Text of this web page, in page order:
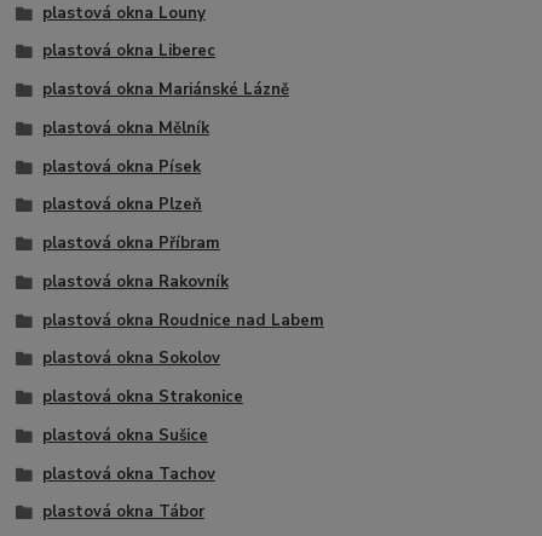
plastová okna Louny
plastová okna Liberec
plastová okna Mariánské Lázně
plastová okna Mělník
plastová okna Písek
plastová okna Plzeň
plastová okna Příbram
plastová okna Rakovník
plastová okna Roudnice nad Labem
plastová okna Sokolov
plastová okna Strakonice
plastová okna Sušice
plastová okna Tachov
plastová okna Tábor